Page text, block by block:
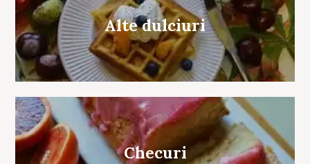
Alte dulciuri
Checuri